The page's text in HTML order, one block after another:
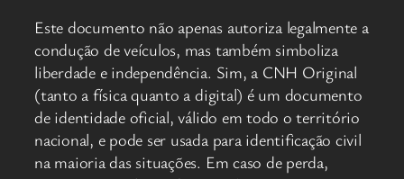
Este documento não apenas autoriza legalmente a
condução de veículos, mas também simboliza
liberdade e independência. Sim, a CNH Original
(tanto a física quanto a digital) é um documento
de identidade oficial, válido em todo o território
nacional, e pode ser usada para identificação civil
na maioria das situações. Em caso de perda,